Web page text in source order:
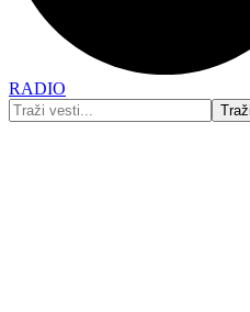
RADIO